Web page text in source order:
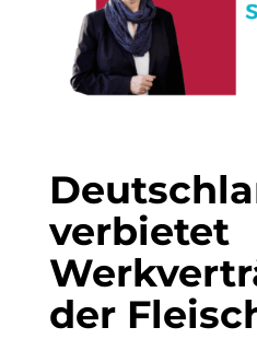
verbietet
der